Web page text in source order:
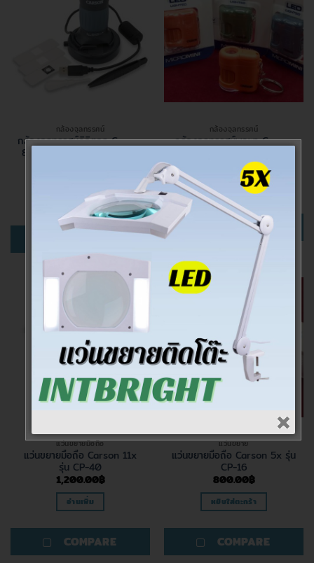
กล้องจุลทรรศน์
กล้องจุลทรรศน์ดิจิตอล Carson
86-457x รุ่น MM-940 zPix
หยิบใส่ตะกร้า
กล้องจุลทรรศน์
กล้องจุลทรรศน์พกพา Carson
450.00฿
หยิบใส่ตะกร้า
COMPARE
สินค้าหมดแล้ว
แว่นขยายมือถือ
แว่นขยายมือถือ Carson 11x
รุ่น CP-40
1,200.00฿
อ่านเพิ่ม
COMPARE
แว่นขยาย
แว่นขยายมือถือ Carson 5x รุ่น
CP-16
800.00฿
หยิบใส่ตะกร้า
COMPARE